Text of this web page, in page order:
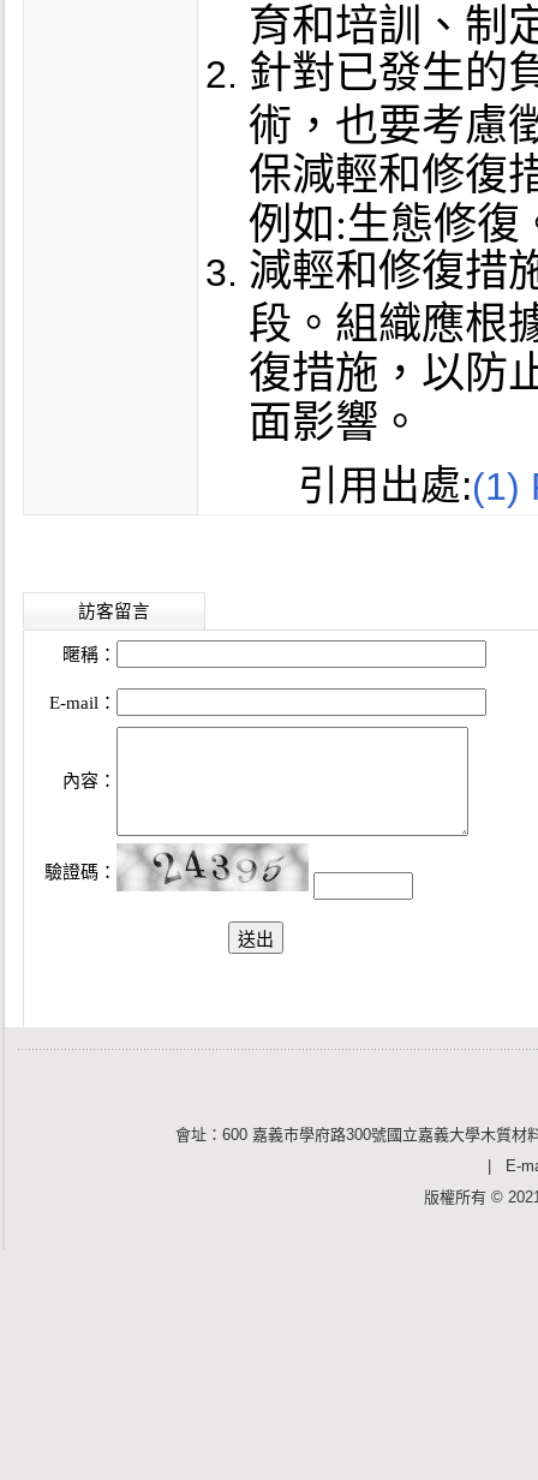
育和培訓、制
針對已發生的
術，也要考慮
保減輕和修復
例如:生態修復
減輕和修復措
段。組織應根
復措施，以防
面影響。
引用出處:(1)
訪客留言
暱稱：
E-mail：
內容：
驗證碼：
會址：600 嘉義市學府路300號國立嘉義大學木質
| E-
版權所有 ©